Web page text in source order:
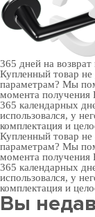
365 дней на
Купленный товар не
параметрам? Мы
момента получения
365 календарных
использовался, у
комплектация и
Купленный товар не
параметрам? Мы
момента получения
365 календарных
использовался, у
комплектация и
Вы